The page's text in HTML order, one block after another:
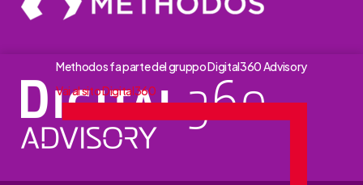
Methodos fa parte del gruppo Digital360 Advisory
Vai al sito Digital360